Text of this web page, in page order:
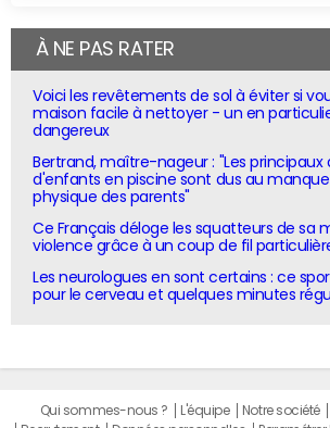
À NE PAS RATER
Voici les revêtements de sol à éviter si
maison facile à nettoyer - un en
dangereux
Bertrand, maître-nageur : "Les principaux
d'enfants en piscine sont dus au
physique des parents"
Ce Français déloge les squatteurs de sa
violence grâce à un coup de fil
Les neurologues en sont certains : ce
pour le cerveau et quelques minutes
Qui sommes-nous ? L'équipe Notre société